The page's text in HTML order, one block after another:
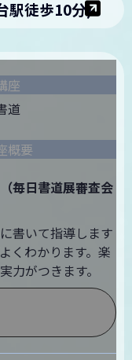
駅徒歩10分)
道
日書道展審査会
書いて指導します
くわかります。楽
力がつきます。